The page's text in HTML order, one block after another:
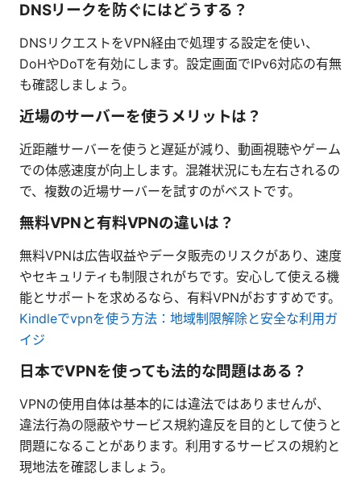
DNSリークを防ぐにはどうする？
DNSリクエストをVPN経由で処理する設定を使い、
DoHやDoTを有効にします。設定画面でIPv6対応の有無
も確認しましょう。
近場のサーバーを使うメリットは？
近距離サーバーを使うと遅延が減り、動画視聴やゲーム
での体感速度が向上します。混雑状況にも左右されるの
で、複数の近場サーバーを試すのがベストです。
無料VPNと有料VPNの違いは？
無料VPNは広告収益やデータ販売のリスクがあり、速度
やセキュリティも制限されがちです。安心して使える機
能とサポートを求めるなら、有料VPNがおすすめです。
Kindleでvpnを使う方法：地域制限解除と安全な利用ガ
イジ
日本でVPNを使っても法的な問題はある？
VPNの使用自体は基本的には違法ではありませんが、
違法行為の隠蔽やサービス規約違反を目的として使うと
問題になることがあります。利用するサービスの規約と
現地法を確認しましょう。